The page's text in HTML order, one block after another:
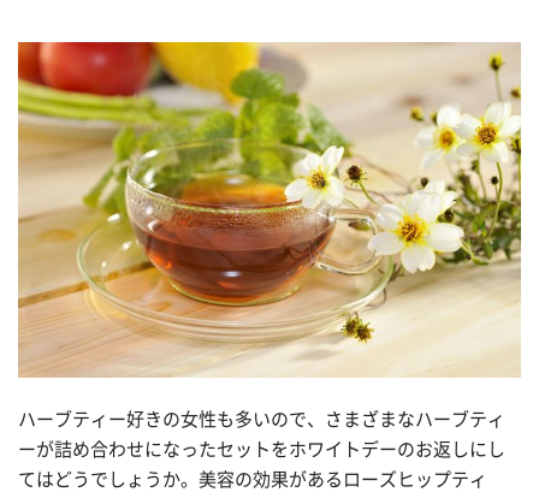
ハーブティー好きの女性も多いので、さまざまなハーブティ
ーが詰め合わせになったセットをホワイトデーのお返しにし
てはどうでしょうか。美容の効果があるローズヒップティ